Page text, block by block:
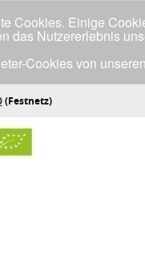
(Festnetz)
Cookies. Einige
das Nutzererlebnis
Cookies von
du mit der